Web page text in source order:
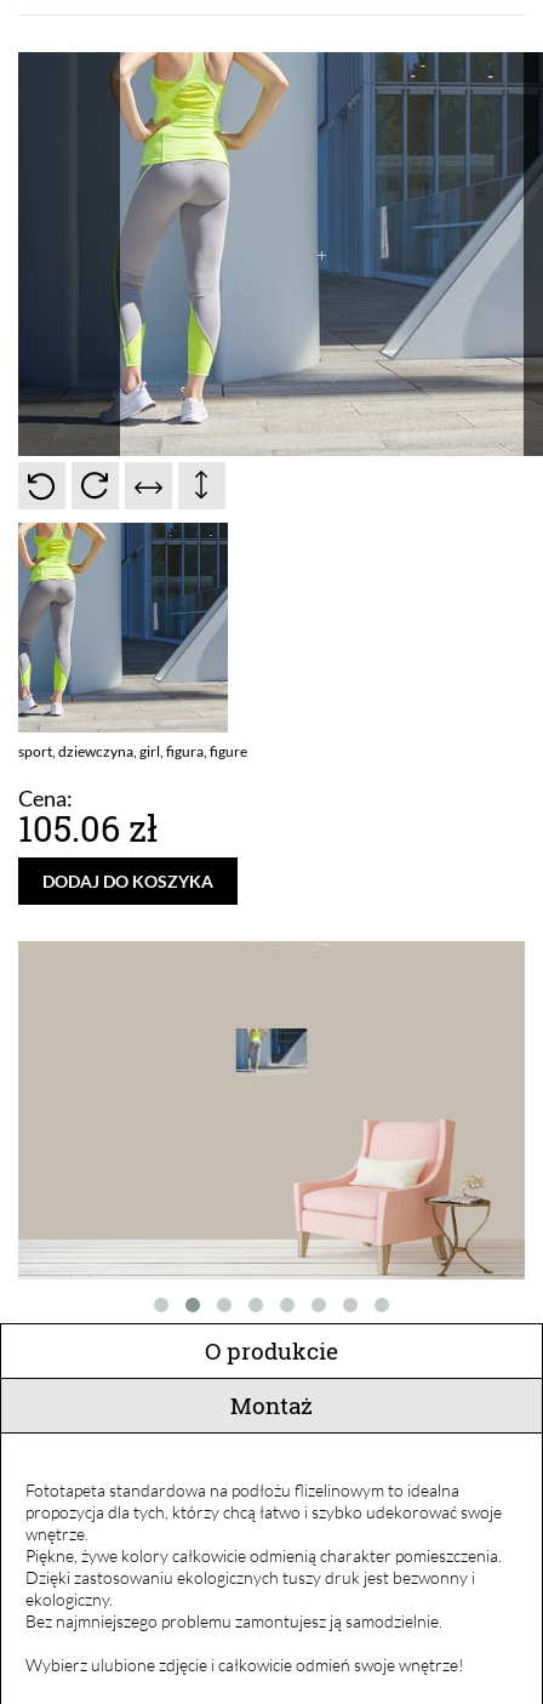
sport, dziewczyna, girl, figura, figure
Cena:
105.06 zł
DODAJ DO KOSZYKA
O produkcie
Montaż
Fototapeta standardowa na podłożu flizelinowym to idealna
propozycja dla tych, którzy chcą łatwo i szybko udekorować swoje
wnętrze.
Piękne, żywe kolory całkowicie odmienią charakter pomieszczenia.
Dzięki zastosowaniu ekologicznych tuszy druk jest bezwonny i
ekologiczny.
Bez najmniejszego problemu zamontujesz ją samodzielnie.
Wybierz ulubione zdjęcie i całkowicie odmień swoje wnętrze!